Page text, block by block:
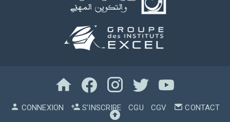
CONNEXION S'INSCRIRE CGU CGV CONTACT